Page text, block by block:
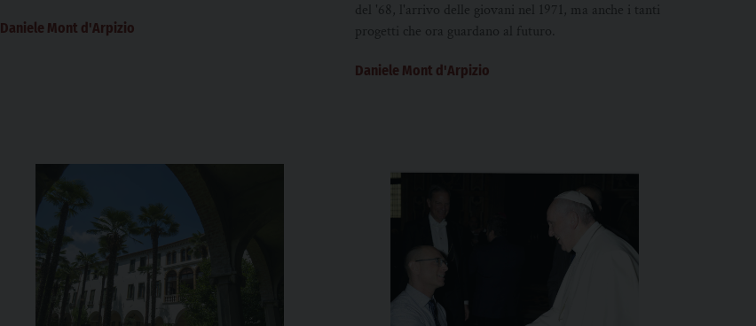
Daniele Mont d'Arpizio
del '68, l'arrivo delle giovani nel 1971, ma anche i tanti
progetti che ora guardano al futuro.
Daniele Mont d'Arpizio